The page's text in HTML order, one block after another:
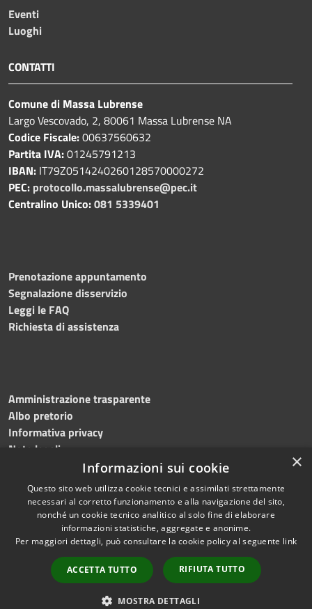
Eventi
Luoghi
CONTATTI
Comune di Massa Lubrense
Largo Vescovado, 2, 80061 Massa Lubrense NA
Codice Fiscale:00637560632
Partita IVA:01245791213
IBAN: IT79Z0514240260128570000272
PEC: protocollo.massalubrense@pec.it
Centralino Unico:081 5339401
Prenotazione appuntamento
Segnalazione disservizio
Leggi le FAQ
Richiesta di assistenza
Amministrazione trasparente
Albo pretorio
Informativa privacy
Note legali
Dichiarazione di accessibilità
Accessibilità
Copyright © 2023
•Comune di Massa
Lubrense • Powered
byMunicipium•Redazione
×
Informazioni sui cookie
Questo sito web utilizza cookie tecnici e assimilati strettamente
necessari al corretto funzionamento e alla navigazione del sito,
nonché un cookie tecnico analitico al solo fine di elaborare
informazioni statistiche, aggregate e anonime.
Per maggiori dettagli, può consultare la cookie policy al seguente link
ACCETTA TUTTO RIFIUTA TUTTO
MOSTRA DETTAGLI